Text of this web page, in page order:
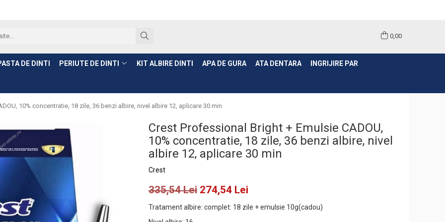
0,00
DE DINTI PERIUTE DE DINTI KIT ALBIRE DINTI APA DE GURA ATA DENTARA INGRIJIRE PAR
10% concentratie, 18 zile, 36 benzi albire, nivel albire 12, aplicare 30 min
Crest Professional Bright + Emulsie CADOU,
10% concentratie, 18 zile, 36 benzi albire, nivel
albire 12, aplicare 30 min
Crest
335,54 Lei 274,54 Lei
Tratament albire: complet: 18 zile + emulsie 10g(cadou)